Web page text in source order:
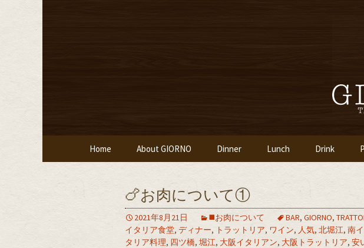
堀江・四ツ橋の
堂ジョルノ～
コンテンツへ移動
Home About GIORNO Dinner Lunch Drink
🍗お肉について①
2021年8月21日 ◼️お肉について BAR, GIORNO,
イタリア食堂, ディナー, トラットリア, ワイン, 人気, 北堀江, 南
タリア料理, 四ツ橋, 堀江, 大阪イタリアン, 大阪トラットリア, 安